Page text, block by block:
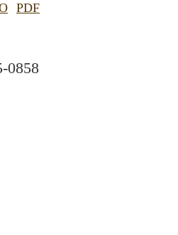
PDF
0858